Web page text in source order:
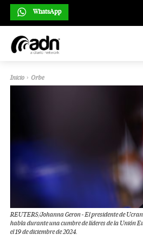
WhatsApp
Inicio Orbe
REUTERS/Johanna Geron - El presidente de
habla durante una cumbre de líderes de la Unión
el 19 de diciembre de 2024.